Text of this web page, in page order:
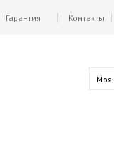
Гарантия Контакты
Моя